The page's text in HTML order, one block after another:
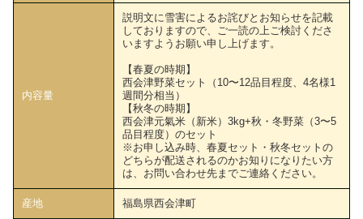
内容量
説明文に雪害によるお詫びとお知らせを記載
しておりますので、ご一読の上ご検討くださ
いますようお願い申し上げます。
【春夏の時期】
西会津野菜セット（10〜12品目程度、4名様1
週間分相当）
【秋冬の時期】
西会津元氣米（新米）3kg+秋・冬野菜（3〜5
品目程度）のセット
※お申し込み時、春夏セット・秋冬セットの
どちらが配送されるのかお知りになりたい方
は、お問い合わせ先までご連絡ください。
産地 福島県西会津町